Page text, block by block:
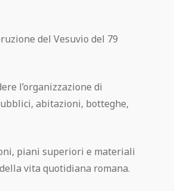
del Vesuvio del 79
l’organizzazione di
abitazioni, botteghe,
piani superiori e materiali
vita quotidiana romana.